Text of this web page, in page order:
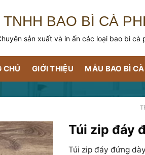
TNHH BAO BÌ CÀ
sản xuất và in ấn các loại bao bì cà
CHỦ GIỚI THIỆU MẪU BAO BÌ
Túi zip đáy
Túi zip đáy đứng